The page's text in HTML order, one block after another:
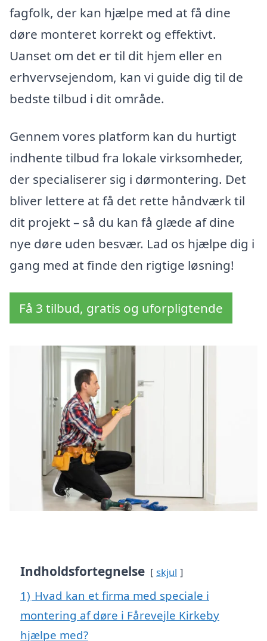
fagfolk, der kan hjælpe med at få dine
døre monteret korrekt og effektivt.
Uanset om det er til dit hjem eller en
erhvervsejendom, kan vi guide dig til de
bedste tilbud i dit område.
Gennem vores platform kan du hurtigt
indhente tilbud fra lokale virksomheder,
der specialiserer sig i dørmontering. Det
bliver lettere at få det rette håndværk til
dit projekt – så du kan få glæde af dine
nye døre uden besvær. Lad os hjælpe dig i
gang med at finde den rigtige løsning!
Få 3 tilbud, gratis og uforpligtende
Indholdsfortegnelse skjul
1) Hvad kan et firma med speciale i
montering af døre i Fårevejle Kirkeby
hjælpe med?